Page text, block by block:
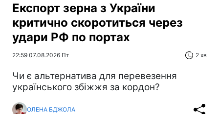
Експорт зерна з України
критично скоротиться через
удари РФ по портах
22:59 07.08.2026 Пт 2 хв
Чи є альтернатива для перевезення
українського збіжжя за кордон?
ОЛЕНА БДЖОЛА